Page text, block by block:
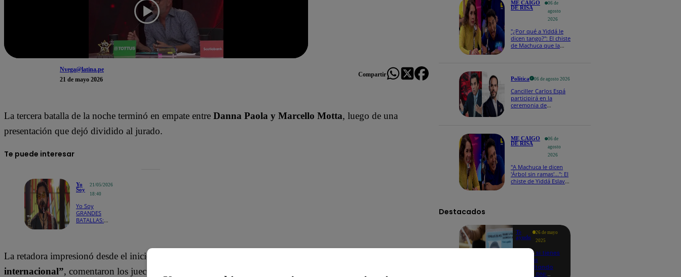
Nvega@latina.pe
21 de mayo 2026
Compartir
La tercera batalla de la noche terminó en empate entre Danna Paola y Marcello Motta, luego de una
presentación que dejó dividido al jurado.
Te puede interesar
Yo
Soy
21/05/2026
18:40
Yo Soy
GRANDES
BATALLAS:
“Te voy a
La retadora impresionó desde el inicio con su despliegue escénico, baile y seguridad.
internacional”, comentaron los jueces, quienes además destacaron el profesionalismo, la presencia y el
ME CAIGO
DE RISA
06 de
agosto
2026
"¿Por qué a Yiddá le
dicen tango?": El chiste
de Machuca que la
Política 06 de agosto 2026
Canciller Carlos Espá
participirá en la
ceremonia de
ME CAIGO
DE RISA
06 de
agosto
2026
"A Machuca le dicen
'Árbol sin ramas'...": El
chiste de Yiddá Eslava
Destacados
Te
ayudo
26 de mayo
2025
Revisa si tienes
deudas
consultando
con tu DNI: